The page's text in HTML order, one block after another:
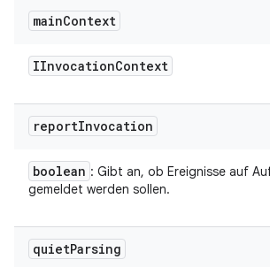
mainContext
IInvocationContext
reportInvocation
boolean : Gibt an, ob Ereignisse auf
gemeldet werden sollen.
quietParsing